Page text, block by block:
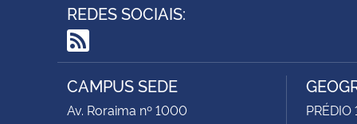
REDES SOCIAIS:
RSS
CAMPUS SEDE
Av. Roraima nº 1000
PRÉDIO